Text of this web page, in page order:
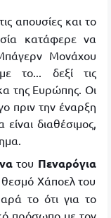
απουσίες και το
κατάφερε να
Μονάχου
το... δεξί τις
της Ευρώπης. Οι
πριν την έναρξη
είναι διαθέσιμος,
του Πεναρόγια
θεσμό Χάποελτου
το ότι για το
πρόσωπο με τον